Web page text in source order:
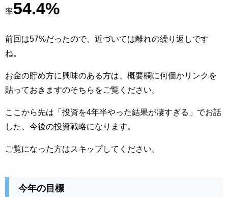
率54.4%
前回は57%だったので、近づいては離れの繰り返しです
ね。
お金の貯め方に興味のある方は、概要欄に何個かリンクを
貼っておきますのそちらをご覧ください。
ここから先は「投資を4年半やった結果が凄すぎる」でお話
した、今後の投資戦略になります。
ご覧になった方はスキップしてください。
今年の目標